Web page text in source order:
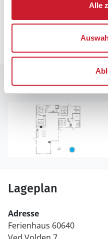
Alle
nächsten Schritt im
Raumaufteilung
Lageplan
Adresse
Ferienhaus 60640